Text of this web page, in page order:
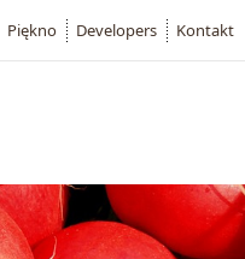
Piękno Developers Kontakt